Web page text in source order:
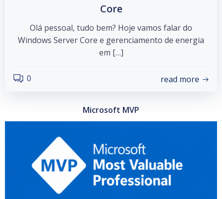
Core
Olá pessoal, tudo bem? Hoje vamos falar do
Windows Server Core e gerenciamento de energia
em […]
0 read more
Microsoft MVP